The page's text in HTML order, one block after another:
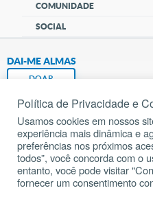
COMUNIDADE
SOCIAL
DAI-ME ALMAS
DOAR
Fundação João
Pedido de
Mapa do site
Política de Privacidade e
Usamos cookies em nossos
experiência mais dinâmica e
preferências nos próximos
todos”, você concorda com o
entanto, você pode visitar
fornecer um consentimento